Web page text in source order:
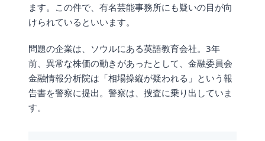
ます。この件で、有名芸能事務所にも疑いの目が向
けられているといいます。
問題の企業は、ソウルにある英語教育会社。3年
前、異常な株価の動きがあったとして、金融委員会
金融情報分析院は「相場操縦が疑われる」という報
告書を警察に提出。警察は、捜査に乗り出していま
す。